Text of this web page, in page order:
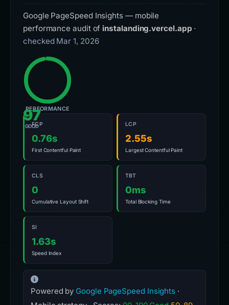
Google PageSpeed Insights — mobile
performance audit of instalanding.vercel.app ·
checked Mar 1, 2026
97
GOOD
PERFORMANCE
FCP
0.76s
First Contentful Paint
LCP
2.55s
Largest Contentful Paint
CLS
0
Cumulative Layout Shift
TBT
0ms
Total Blocking Time
SI
1.63s
Speed Index
Powered by Google PageSpeed Insights ·